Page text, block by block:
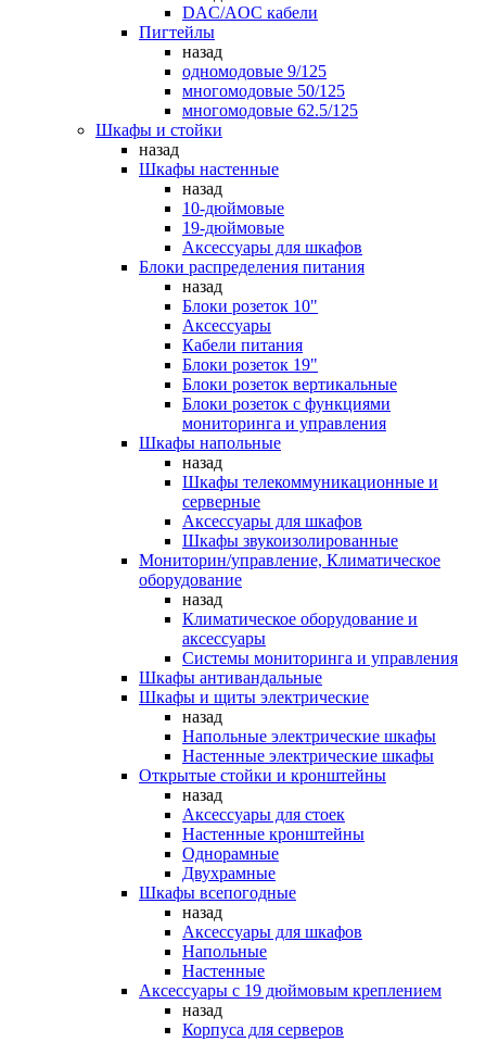
DAC/AOC кабели
Пигтейлы
назад
одномодовые 9/125
многомодовые 50/125
многомодовые 62.5/125
Шкафы и стойки
назад
Шкафы настенные
назад
10-дюймовые
19-дюймовые
Аксессуары для шкафов
Блоки распределения питания
назад
Блоки розеток 10"
Аксессуары
Кабели питания
Блоки розеток 19"
Блоки розеток вертикальные
Блоки розеток с функциями
мониторинга и управления
Шкафы напольные
назад
Шкафы телекоммуникационные и
серверные
Аксессуары для шкафов
Шкафы звукоизолированные
Мониторин/управление, Климатическое
оборудование
назад
Климатическое оборудование и
аксессуары
Системы мониторинга и управления
Шкафы антивандальные
Шкафы и щиты электрические
назад
Напольные электрические шкафы
Настенные электрические шкафы
Открытые стойки и кронштейны
назад
Аксессуары для стоек
Настенные кронштейны
Однорамные
Двухрамные
Шкафы всепогодные
назад
Аксессуары для шкафов
Напольные
Настенные
Аксессуары с 19 дюймовым креплением
назад
Корпуса для серверов